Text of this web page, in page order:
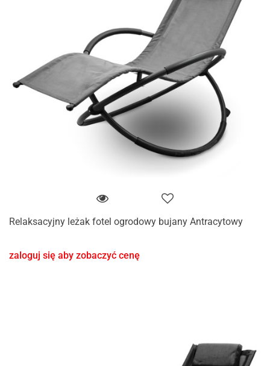
Relaksacyjny leżak fotel ogrodowy bujany Antracytowy
zaloguj się aby zobaczyć cenę